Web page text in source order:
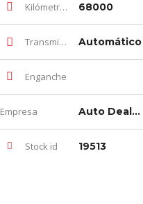
Kilómetros 68000
Transmisión Automático
Enganche
Empresa Auto Dealer Luna
Stock id 19513